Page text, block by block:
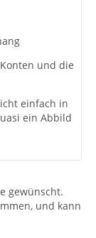
und die
einfach in
ein Abbild
gewünscht.
und kann